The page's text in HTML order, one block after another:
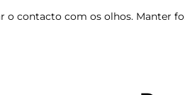
o contacto com os olhos. Manter